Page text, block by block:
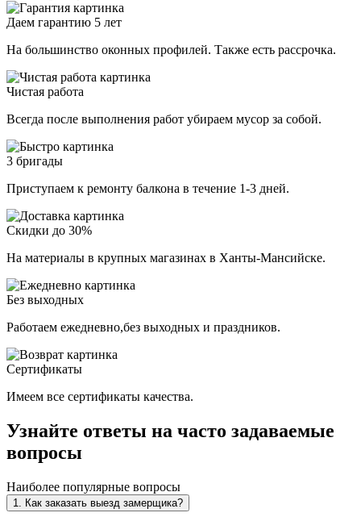
Даем гарантию 5 лет
На большинство оконных профилей. Также есть рассрочка.
Чистая работа
Всегда после выполнения работ убираем мусор за собой.
3 бригады
Приступаем к ремонту балкона в течение 1-3 дней.
Скидки до 30%
На материалы в крупных магазинах в Ханты-Мансийске.
Без выходных
Работаем ежедневно,без выходных и праздников.
Сертификаты
Имеем все сертификаты качества.
Узнайте ответы на часто задаваемые
вопросы
Наиболее популярные вопросы
1. Как заказать выезд замерщика?